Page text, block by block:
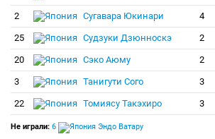
2 Сугавара Юкинари 4
25 Судзуки Дзюнноскэ 2
20 Сэко Аюму 2
3 Танигути Сого 3
22 Томиясу Такэхиро 3
Не играли: 6 Эндо Ватару